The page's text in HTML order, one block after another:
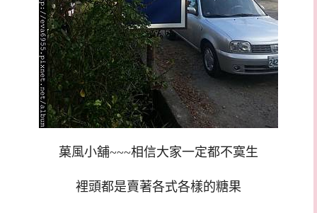
菓風小舖~~~相信大家一定都不寞生
裡頭都是賣著各式各樣的糖果